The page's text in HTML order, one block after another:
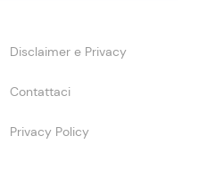
Disclaimer e Privacy
Contattaci
Privacy Policy